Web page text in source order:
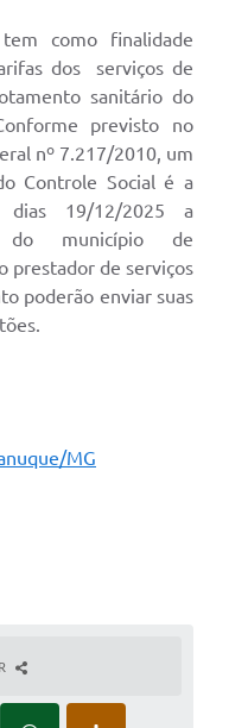
como finalidade
dos serviços de
sanitário do
previsto no
nº 7.217/2010, um
Controle Social é a
dias 19/12/2025 a
do município de
prestador de serviços
poderão enviar suas
MG